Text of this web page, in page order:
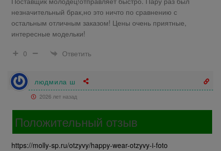
незначительный брак,но это ничто по сравнению с
остальным отличным заказом! Цены очень приятные,
интересные модельки!
0
Ответить
людмила ш
2026 лет назад
Положительный отзыв
https://molly-sp.ru/otzyvy/happy-wear-otzyvy-i-foto